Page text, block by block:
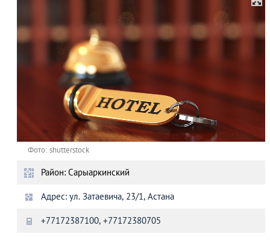
Фото: shutterstock
Район: Сарыаркинский
Адрес: ул. Затаевича, 23/1, Астана
+77172387100, +77172380705